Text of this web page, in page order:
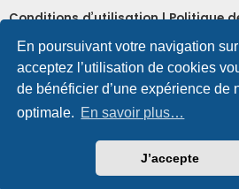
En poursuivant votre navigation
acceptez l’utilisation de cookies
de bénéficier d’une expérience de
optimale. En savoir plus…
J’accepte
Conditions d’utilisation|Politique
Inscription
Site Principal Accueil du Forum
Développé parphpBB
®